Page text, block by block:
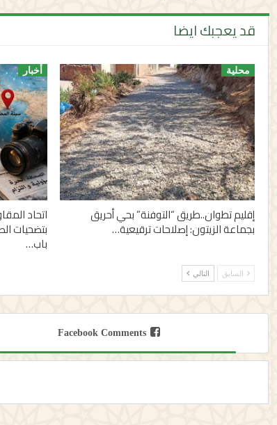
قد يعجبك ايضا
محلية
إقليم تطوان..طريق “التوفنة” بحي أحريق
بجماعة الزيتون: إصلاحات ترقيعية…
أخبار
اتحاد
بتضحيات
باب…
السابق التالي
Facebook Comments